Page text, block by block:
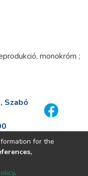
monokróm ;
Szabó
for the
.